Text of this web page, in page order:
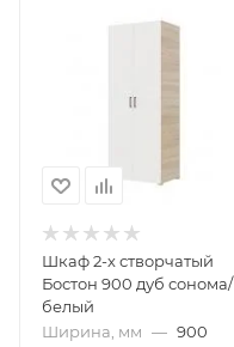
Шкаф 2-х створчатый
Бостон 900 дуб сонома/
белый
Ширина, мм — 900